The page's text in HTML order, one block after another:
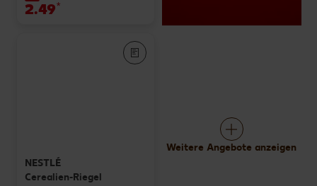
2.49*
NESTLÉ
Cerealien-Riegel
Weitere Angebote anzeigen